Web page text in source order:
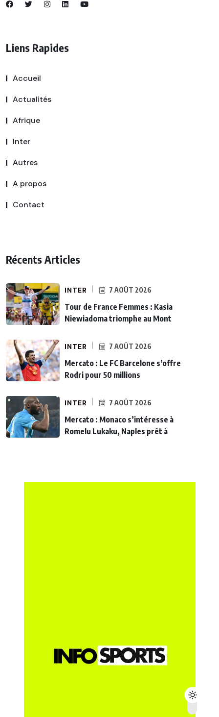
Liens Rapides
Accueil
Actualités
Afrique
Inter
Autres
A propos
Contact
Récents Articles
INTER 7 AOÛT 2026
Tour de France Femmes : Kasia
Niewiadoma triomphe au Mont
INTER 7 AOÛT 2026
Mercato : Le FC Barcelone s’offre
Rodri pour 50 millions
INTER 7 AOÛT 2026
Mercato : Monaco s’intéresse à
Romelu Lukaku, Naples prêt à